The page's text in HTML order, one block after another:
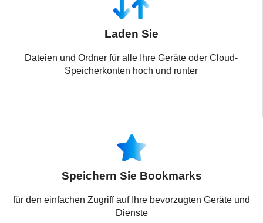
Laden Sie
Dateien und Ordner für alle Ihre Geräte oder Cloud-
Speicherkonten hoch und runter
Speichern Sie Bookmarks
für den einfachen Zugriff auf Ihre bevorzugten Geräte und
Dienste